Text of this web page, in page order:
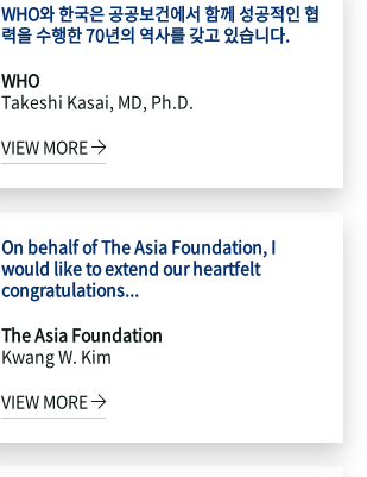
WHO와 한국은 공공보건에서 함께 성공적인 협
력을 수행한 70년의 역사를 갖고 있습니다.
WHO
Takeshi Kasai, MD, Ph.D.
VIEW MORE
On behalf of The Asia Foundation, I
would like to extend our heartfelt
congratulations...
The Asia Foundation
Kwang W. Kim
VIEW MORE